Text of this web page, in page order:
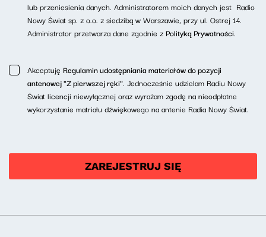
lub przeniesienia danych. Administratorem moich danych jest Radio
Nowy Świat sp. z o.o. z siedzibą w Warszawie, przy ul. Ostrej 14.
Administrator przetwarza dane zgodnie z Polityką Prywatności.
Akceptuję Regulamin udostępniania materiałów do pozycji
antenowej "Z pierwszej ręki". Jednocześnie udzielam Radiu Nowy
Świat licencji niewyłącznej oraz wyrażam zgodę na nieodpłatne
wykorzystanie matriału dźwiękowego na antenie Radia Nowy Świat.
ZAREJESTRUJ SIĘ